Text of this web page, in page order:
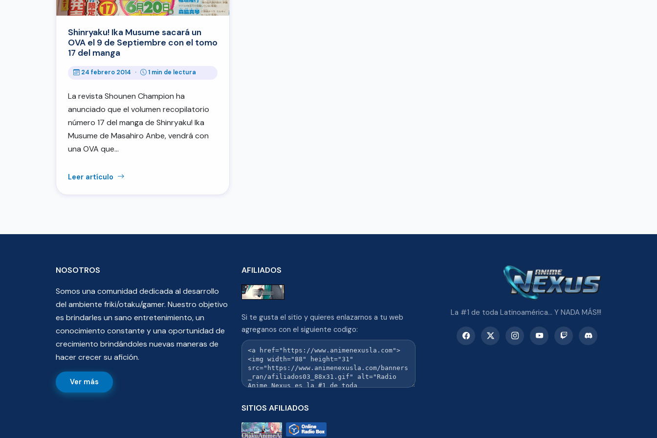
Shinryaku! Ika Musume sacará un
OVA el 9 de Septiembre con el tomo
17 del manga
24 febrero 2014 · 1 min de lectura
La revista Shounen Champion ha
anunciado que el volumen recopilatorio
número 17 del manga de Shinryaku! Ika
Musume de Masahiro Anbe, vendrá con
una OVA que…
Leer artículo
NOSOTROS
Somos una comunidad dedicada al desarrollo
del ambiente friki/otaku/gamer. Nuestro objetivo
es brindarles un sano entretenimiento, un
conocimiento constante y una oportunidad de
crecimiento brindándoles nuevas maneras de
hacer crecer su afición.
Ver más
AFILIADOS
Si te gusta el sitio y quieres enlazarnos a tu web
agreganos con el siguiente codigo:
SITIOS AFILIADOS
La #1 de toda Latinoamérica... Y NADA MÁS!!!